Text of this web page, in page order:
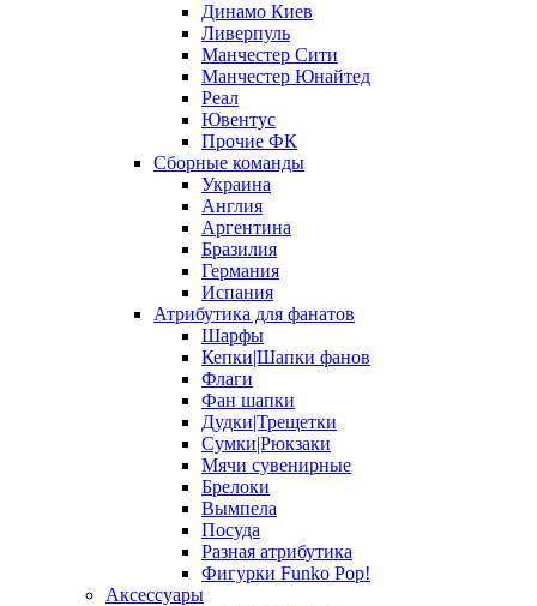
Динамо Киев
Ливерпуль
Манчестер Сити
Манчестер Юнайтед
Реал
Ювентус
Прочие ФК
Сборные команды
Украина
Англия
Аргентина
Бразилия
Германия
Испания
Атрибутика для фанатов
Шарфы
Кепки|Шапки фанов
Флаги
Фан шапки
Дудки|Трещетки
Сумки|Рюкзаки
Мячи сувенирные
Брелоки
Вымпела
Посуда
Разная атрибутика
Фигурки Funko Pop!
Аксессуары